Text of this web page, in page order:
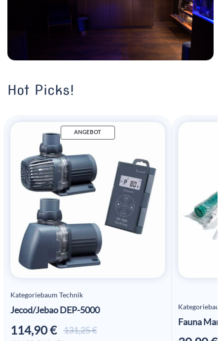
Hot Picks!
ANGEBOT
Kategoriebaum Technik
Jecod/Jebao DEP-5000
131,25€Ursprünglicher
114,90€
Aktueller
Fauna